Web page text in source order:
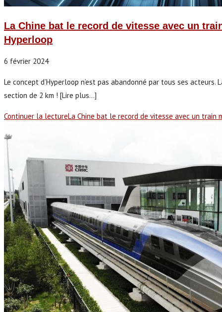
La Chine bat le record de vitesse avec un
Hyperloop
6 février 2024
Le concept d’Hyperloop n’est pas abandonné par tous ses
section de 2 km ! [Lire plus...]
Continuer la lectureLa Chine bat le record de vitesse avec un train